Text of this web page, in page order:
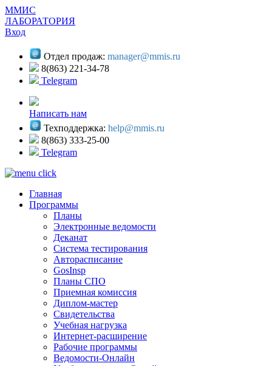
ММИС
ЛАБОРАТОРИЯ
Вход
Отдел продаж: manager@mmis.ru
8(863) 221-34-78
Telegram
Написать нам
Техподдержка: help@mmis.ru
8(863) 333-25-00
Telegram
Главная
Программы
Планы
Электронные ведомости
Деканат
Система тестирования
Авторасписание
GosInsp
Планы СПО
Приемная комиссия
Диплом-мастер
Свидетельства
Учебная нагрузка
Интернет-расширение
Рабочие программы
Ведомости-Онлайн